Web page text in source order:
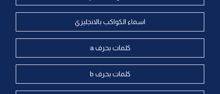
اسماء الكواكب بالانجليزي
كلمات بحرف a
كلمات بحرف b